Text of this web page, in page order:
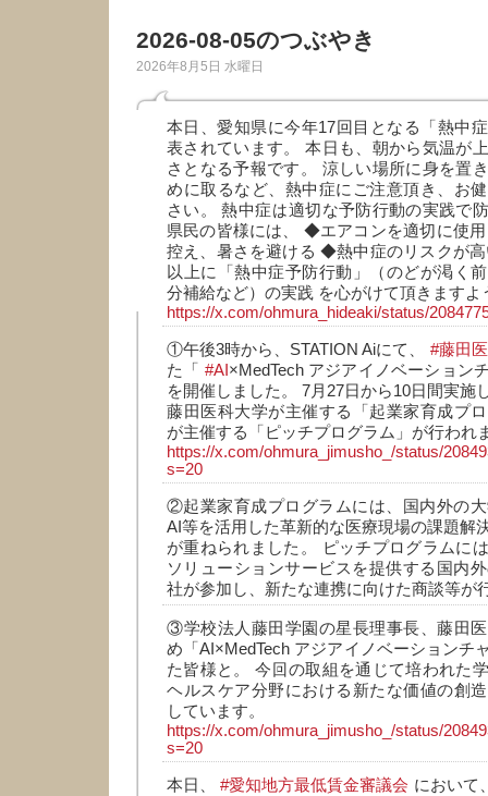
2026-08-05のつぶやき
2026年8月5日 水曜日
本日、愛知県に今年17回目となる「熱中
表されています。 本日も、朝から気温が
さとなる予報です。 涼しい場所に身を置
めに取るなど、熱中症にご注意頂き、お
さい。 熱中症は適切な予防行動の実践で
県民の皆様には、 ◆エアコンを適切に使
控え、暑さを避ける ◆熱中症のリスクが
以上に「熱中症予防行動」（のどが渇く
分補給など）の実践 を心がけて頂きますよ
https://x.com/ohmura_hideaki/status/
①午後3時から、STATION Aiにて、 #藤田
た「 #AI ×MedTech アジアイノベーション
を開催しました。 7月27日から10日間実施
藤田医科大学が主催する「起業家育成プ
が主催する「ピッチプログラム」が行われ
https://x.com/ohmura_jimusho_/status/
s=20
②起業家育成プログラムには、国内外の
AI等を活用した革新的な医療現場の課題解
が重ねられました。 ピッチプログラムに
ソリューションサービスを提供する国内
社が参加し、新たな連携に向けた商談等が
③学校法人藤田学園の星長理事長、藤田
め「AI×MedTech アジアイノベーションチ
た皆様と。 今回の取組を通じて培われた
ヘルスケア分野における新たな価値の創
しています。
https://x.com/ohmura_jimusho_/status/
s=20
本日、#愛知地方最低賃金審議会 において